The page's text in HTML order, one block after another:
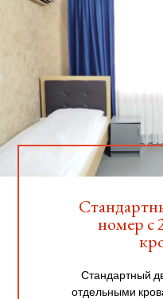
номер с
Стандартный
отдельными